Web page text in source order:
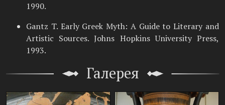
1990.
Gantz T. Early Greek Myth: A Guide to Literary and
Artistic Sources. Johns Hopkins University Press,
1993.
Галерея